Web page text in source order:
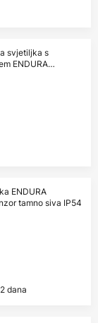
svjetiljka s
ENDURA
ENDURA
tamno siva IP54
dana